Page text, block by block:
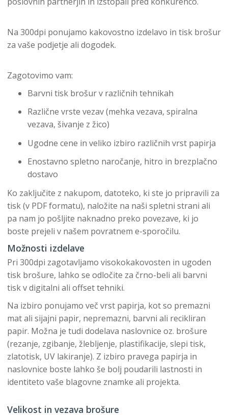
Na 300dpi ponujamo kakovostno izdelavo in tisk brošur
za vaše podjetje ali dogodek.
Zagotovimo vam:
Barvni tisk brošur v različnih tehnikah
Različne vrste vezav (mehka vezava, spiralna
vezava, šivanje z žico)
Ugodne cene in veliko izbiro različnih vrst papirja
Enostavno spletno naročanje, hitro in brezplačno
dostavo
Ko zaključite z nakupom, datoteko, ki ste jo pripravili za
tisk (v PDF formatu), naložite na naši spletni strani ali
pa nam jo pošljite naknadno preko povezave, ki jo
boste prejeli v našem povratnem e-sporočilu.
Možnosti izdelave
Pri 300dpi zagotavljamo visokokakovosten in ugoden
tisk brošure, lahko se odločite za črno-beli ali barvni
tisk v digitalni ali offset tehniki.
Na izbiro ponujamo več vrst papirja, kot so premazni
mat ali sijajni papir, nepremazni, barvni ali recikliran
papir. Možna je tudi dodelava naslovnice oz. brošure
(rezanje, zgibanje, žlebljenje, plastifikacije, slepi tisk,
zlatotisk, UV lakiranje). Z izbiro pravega papirja in
naslovnice boste lahko še bolj poudarili lastnosti in
identiteto vaše blagovne znamke ali projekta.
Velikost in vezava brošure